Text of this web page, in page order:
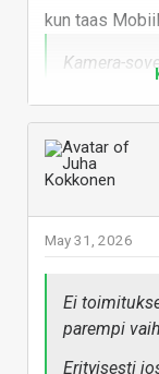
kun taas
Kamera-
kahdella
myös
Onko jäänyt
päivitys tässä
May 31, 2026
Ei
parempi
Erityisesti